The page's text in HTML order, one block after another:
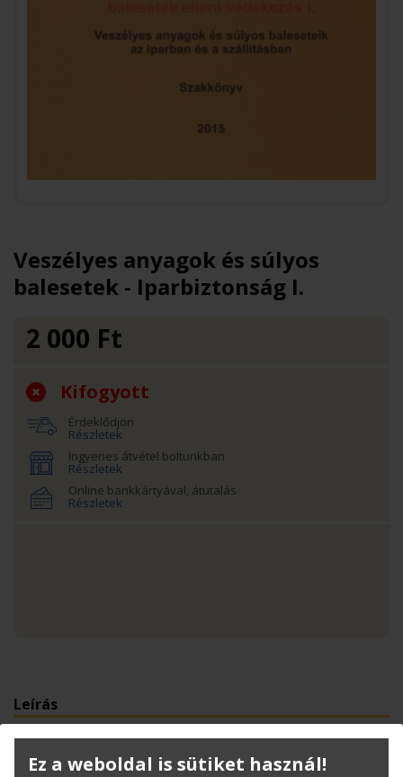
Veszélyes anyagok és súlyos
balesetek - Iparbiztonság I.
2 000 Ft
Kifogyott
Érdeklődjön
Részletek
Ingyenes átvétel boltunkban
Részletek
Online bankkártyával, átutalás
Részletek
Leírás
Könyvinfó
Kategóriák
Tankönyv
Ez a weboldal is sütiket használ!